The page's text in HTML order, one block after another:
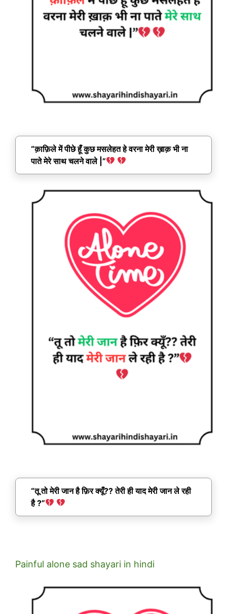
“क़ाफ़िले में पीछे हूँ कुछ मसलेहत हे वरना मेरी ख़ाक़ भी ना
पाते मेरे साथ चलने वाले |”
“तू तो मेरी जान है फ़िर क्यूँ?? तेरी ही याद मेरी जान ले रही
है ?”
Painful alone sad shayari in hindi